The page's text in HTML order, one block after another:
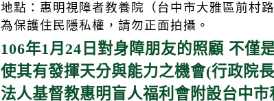
地點：惠明視障者教養院（台中市大雅區前村路
為保護住民隱私權，請勿正面拍攝。
106年1月24日對身障朋友的照顧 不僅
使其有發揮天分與能力之機會(行政院
法人基督教惠明盲人福利會附設台中